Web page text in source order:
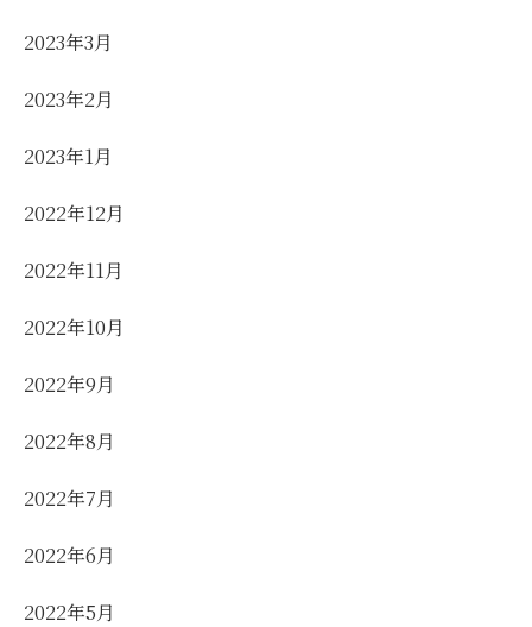
2023年3月
2023年2月
2023年1月
2022年12月
2022年11月
2022年10月
2022年9月
2022年8月
2022年7月
2022年6月
2022年5月